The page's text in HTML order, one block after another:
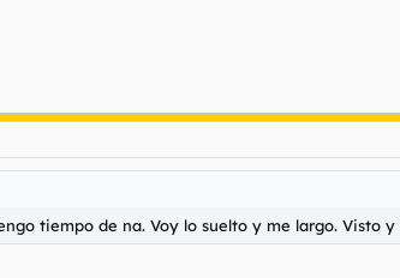
tiempo de na. Voy lo suelto y me largo. Visto